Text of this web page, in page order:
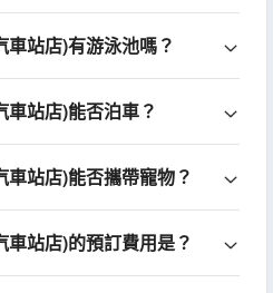
站店)有游泳池嗎？
站店)能否泊車？
站店)能否攜帶寵物？
站店)的預訂費用是？